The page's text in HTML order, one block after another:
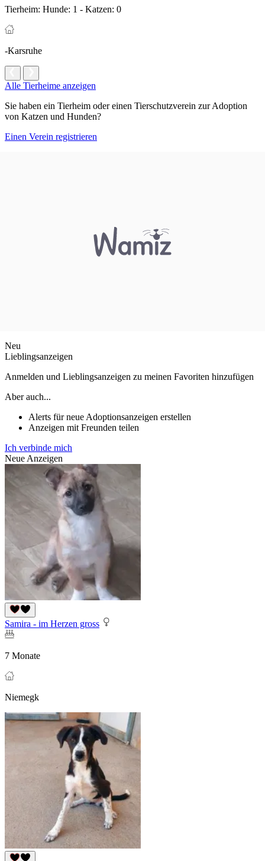
Tierheim: Hunde: 1 - Katzen: 0
-Karsruhe
Alle Tierheime anzeigen
Sie haben ein Tierheim oder einen Tierschutzverein zur Adoption
von Katzen und Hunden?
Einen Verein registrieren
Neu
Lieblingsanzeigen
Anmelden und Lieblingsanzeigen zu meinen Favoriten hinzufügen
Aber auch...
Alerts für neue Adoptionsanzeigen erstellen
Anzeigen mit Freunden teilen
Ich verbinde mich
Neue Anzeigen
Samira - im Herzen gross
7 Monate
Niemegk